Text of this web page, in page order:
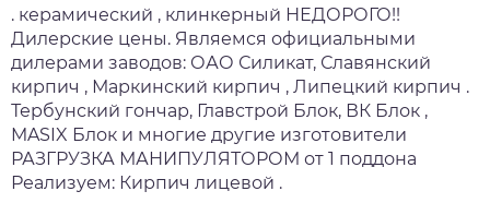
. керамический , клинкерный НЕДОРОГО!!
Дилерские цены. Являемся официальными
дилерами заводов: ОАО Силикат, Славянский
кирпич , Маркинский кирпич , Липецкий кирпич .
Тербунский гончар, Главстрой Блок, ВК Блок ,
MASIX Блок и многие другие изготовители
РАЗГРУЗКА МАНИПУЛЯТОРОМ от 1 поддона
Реализуем: Кирпич лицевой .